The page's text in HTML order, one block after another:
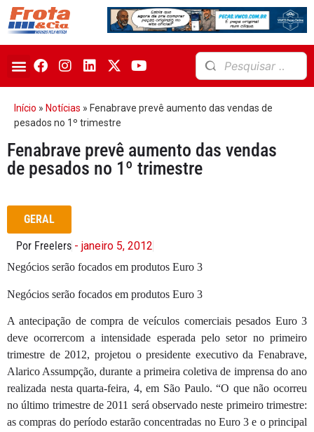
Início » Notícias » Fenabrave prevê aumento das vendas de
pesados no 1º trimestre
Fenabrave prevê aumento das vendas
de pesados no 1º trimestre
GERAL
Por Freelers - janeiro 5, 2012
Negócios serão focados em produtos Euro 3
Negócios serão focados em produtos Euro 3
A antecipação de compra de veículos comerciais pesados Euro 3
deve ocorrercom a intensidade esperada pelo setor no primeiro
trimestre de 2012, projetou o presidente executivo da Fenabrave,
Alarico Assumpção, durante a primeira coletiva de imprensa do ano
realizada nesta quarta-feira, 4, em São Paulo. “O que não ocorreu
no último trimestre de 2011 será observado neste primeiro trimestre:
as compras do período estarão concentradas no Euro 3 e o principal